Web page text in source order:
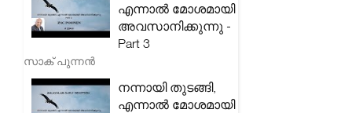
എന്നാൽ മോശമായി
അവസാനിക്കുന്നു -
Part 3
സാക് പുന്നൻ
നന്നായി തുടങ്ങി,
എന്നാൽ മോശമായി